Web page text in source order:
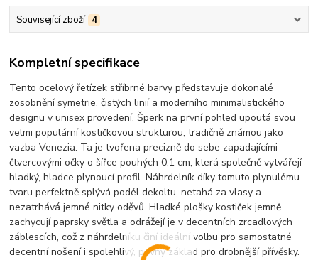
Související zboží 4
Kompletní specifikace
Tento ocelový řetízek stříbrné barvy představuje dokonalé
zosobnění symetrie, čistých linií a moderního minimalistického
designu v unisex provedení. Šperk na první pohled upoutá svou
velmi populární kostičkovou strukturou, tradičně známou jako
vazba Venezia. Ta je tvořena precizně do sebe zapadajícími
čtvercovými očky o šířce pouhých 0,1 cm, která společně vytvářejí
hladký, hladce plynoucí profil. Náhrdelník díky tomuto plynulému
tvaru perfektně splývá podél dekoltu, netahá za vlasy a
nezatrhává jemné nitky oděvů. Hladké plošky kostiček jemně
zachycují paprsky světla a odrážejí je v decentních zrcadlových
záblescích, což z náhrdelníku činí ideální volbu pro samostatné
decentní nošení i spolehlivý, pevný základ pro drobnější přívěsky.